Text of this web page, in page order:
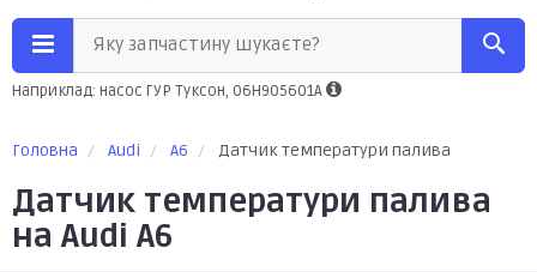
Яку запчастину шукаєте?
Наприклад: насос ГУР Туксон, 06H905601A
Головна Audi A6 Датчик температури палива
Датчик температури палива
на Audi A6